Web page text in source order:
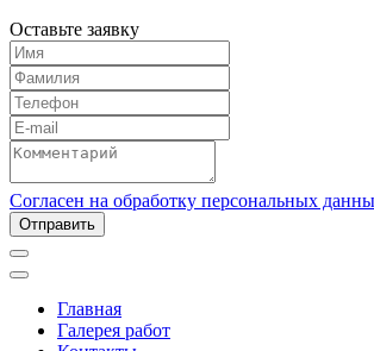
Оставьте заявку
Согласен на обработку персональных
Главная
Галерея работ